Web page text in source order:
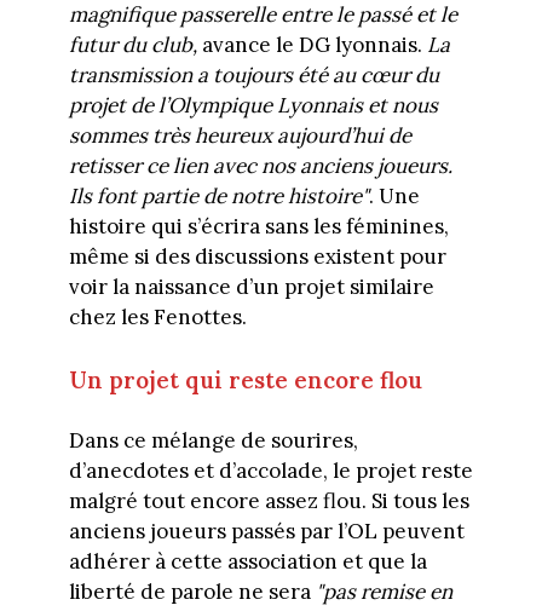
magnifique passerelle entre le passé et le
futur du club,avance le DG lyonnais. La
transmission a toujours été au cœur du
projet de l’Olympique Lyonnais et nous
sommes très heureux aujourd’hui de
retisser ce lien avec nos anciens joueurs.
Ils font partie de notre histoire". Une
histoire qui s’écrira sans les féminines,
même si des discussions existent pour
voir la naissance d’un projet similaire
chez les Fenottes.
Un projet qui reste encore flou
Dans ce mélange de sourires,
d’anecdotes et d’accolade, le projet reste
malgré tout encore assez flou. Si tous les
anciens joueurs passés par l’OL peuvent
adhérer à cette association et que la
liberté de parole ne sera "pas remise en